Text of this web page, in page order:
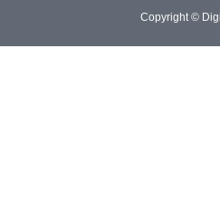
Copyright ©